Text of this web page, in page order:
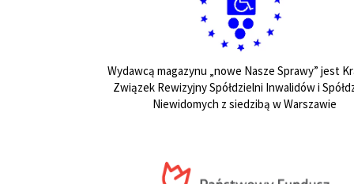
Wydawcą magazynu „nowe Nasze Sprawy” jest
Związek Rewizyjny Spółdzielni Inwalidów i
Niewidomych z siedzibą w Warszawie